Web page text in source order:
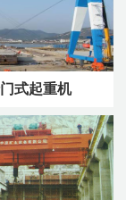
式起重机